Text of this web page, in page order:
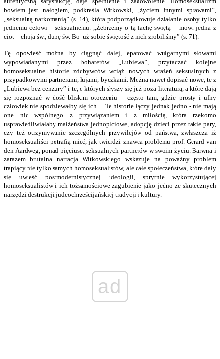
bowiem jest nałogiem, podkreśla Witkowski, „życiem innymi sprawami”,
„seksualną narkomanią” (s. 14), która podporządkowuje działanie osoby tylko
jednemu celowi – seksualnemu. „Żebrzemy o tą lachę świętą – mówi jedna z
ciot – chuja św., dupę św. Bo już sobie świętość z nich zrobiliśmy” (s. 71).
Tę opowieść można by ciągnąć dalej, epatować wulgarnymi słowami
wypowiadanymi przez bohaterów „Lubiewa”, przytaczać kolejne
homoseksualne historie zdobywców wciąż nowych wrażeń seksualnych z
przypadkowymi partnerami, lujami, byczkami. Można nawet dopisać nowe, te z
„Lubiewa bez cenzury” i te, o których słyszy się już poza literaturą, a które dają
się rozpoznać w dość bliskim otoczeniu – często tam, gdzie prosty i ufny
człowiek nie spodziewałby się ich… Te historie łączy jednak jedno - nie mają
one nic wspólnego z przywiązaniem i z miłością, która rzekomo
usprawiedliwiałaby małżeństwa jednopłciowe, adopcję dzieci przez takie pary,
czy też otrzymywanie szczególnych przywilejów od państwa, zwłaszcza iż
homoseksualiści potrafią mieć, jak twierdzi znawca problemu prof. Gerard van
den Aardweg, ponad pięciuset seksualnych partnerów w swoim życiu. Barwna i
zarazem brutalna narracja Witkowskiego wskazuje na poważny problem
trapiący nie tylko samych homoseksualistów, ale całe społeczeństwa, które dały
się uwieść postmodernistycznej ideologii, sprytnie wykorzystującej
homoseksualistów i ich tożsamościowe zagubienie jako jedno ze skutecznych
narzędzi destrukcji judeochrześcijańskiej tradycji i kultury.
ad